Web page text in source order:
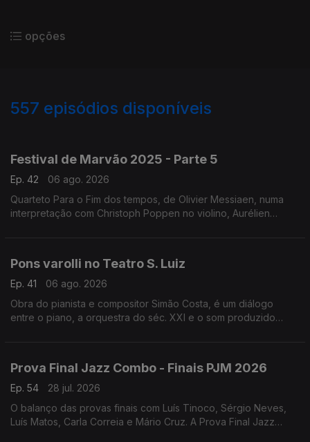
opções
557 episódios disponíveis
Festival de Marvão 2025 - Parte 5
Ep. 42
06 ago. 2026
Quarteto Para o Fim dos tempos, de Olivier Messiaen, numa
interpretação com Christoph Poppen no violino, Aurélien
Pons varolli no Teatro S. Luiz
Ep. 41
06 ago. 2026
Obra do pianista e compositor Simão Costa, é um diálogo
entre o piano, a orquestra do séc. XXI e o som produzido
Prova Final Jazz Combo - Finais PJM 2026
Ep. 54
28 jul. 2026
O balanço das provas finais com Luís Tinoco, Sérgio Neves,
Luís Matos, Carla Correia e Mário Cruz. A Prova Final Jazz